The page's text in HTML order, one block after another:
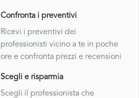
Confronta i preventivi
Ricevi i preventivi dei
professionisti vicino a te in poche
ore e confronta prezzi e recensioni
Scegli e risparmia
Scegli il professionista che